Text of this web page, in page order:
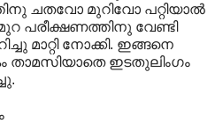
ചതവോ മുറിവോ പറ്റിയാല്‍
പരീക്ഷണത്തിനു വേണ്ടി
മാറ്റി നോക്കി. ഇങ്ങനെ
താമസിയാതെ ഇടതുലിംഗം